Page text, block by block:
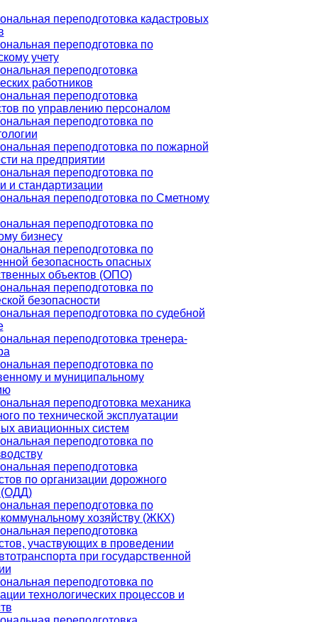
переподготовка кадастровых
переподготовка по
учету
переподготовка
работников
переподготовка
по управлению персоналом
переподготовка по
переподготовка по пожарной
на предприятии
переподготовка по
и стандартизации
переподготовка по Сметному
переподготовка по
бизнесу
переподготовка по
безопасность опасных
объектов (ОПО)
переподготовка по
безопасности
переподготовка по судебной
переподготовка тренера-
переподготовка по
и муниципальному
переподготовка механика
по технической эксплуатации
авиационных систем
переподготовка по
переподготовка
по организации дорожного
(ОДД)
переподготовка по
хозяйству (ЖКХ)
переподготовка
участвующих в проведении
при государственной
переподготовка по
технологических процессов и